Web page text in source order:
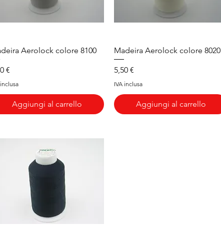
Vista rapida
Aerolock colore 8100
€
Aggiungi al carrello
Vista rapida
Madeira Aerolock colore 8020
Prezzo
5,50 €
IVA inclusa
Aggiungi al carrello